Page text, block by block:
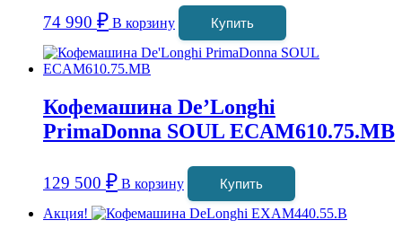
74 990 ₽ В корзину Купить
Кофемашина De’Longhi
PrimaDonna SOUL ECAM610.75.MB
129 500 ₽ В корзину
Купить
Акция!